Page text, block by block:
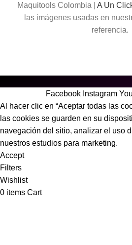
Maquitools Colombia |A Un
las imágenes usadas en
referencia.
Facebook Instagram
Al hacer clic en “Aceptar todas las
las cookies se guarden en su
navegación del sitio, analizar el uso
nuestros estudios para marketing.
Accept
Filters
Wishlist
0 items Cart